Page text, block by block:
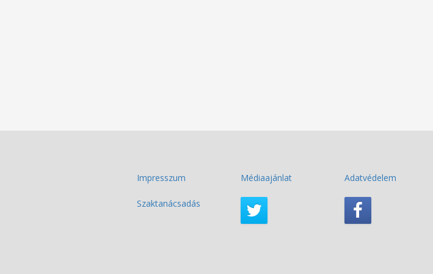
Impresszum Médiaajánlat Adatvédelem
Szaktanácsadás